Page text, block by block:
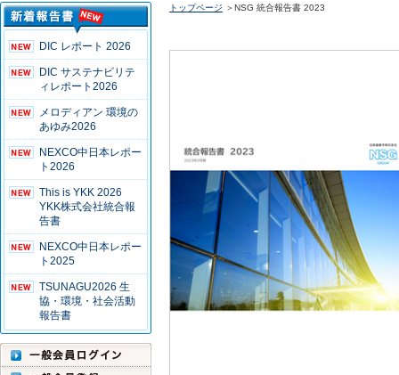
DIC レポート 2026
DIC サステナビリテ
ィレポート2026
メロディアン 環境の
あゆみ2026
NEXCO中日本レポー
ト2026
This is YKK 2026
YKK株式会社統合報
告書
NEXCO中日本レポー
ト2025
TSUNAGU2026 生
協・環境・社会活動
報告書
トップページ ＞NSG 統合報告書 2023